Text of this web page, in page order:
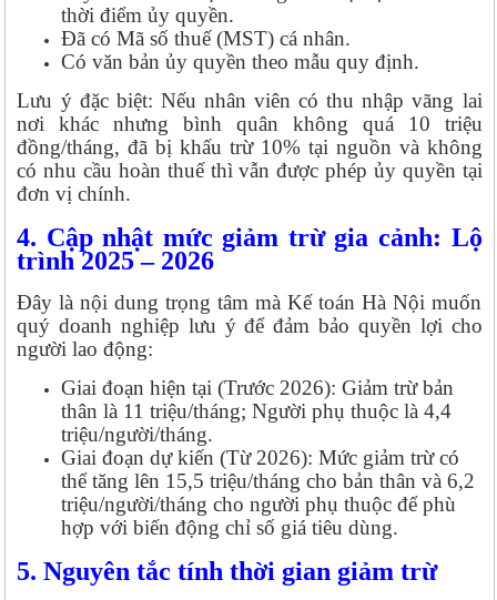
thời điểm ủy quyền.
Đã có Mã số thuế (MST) cá nhân.
Có văn bản ủy quyền theo mẫu quy định.
Lưu ý đặc biệt: Nếu nhân viên có thu nhập vãng lai
nơi khác nhưng bình quân không quá 10 triệu
đồng/tháng, đã bị khấu trừ 10% tại nguồn và không
có nhu cầu hoàn thuế thì vẫn được phép ủy quyền tại
đơn vị chính.
4. Cập nhật mức giảm trừ gia cảnh: Lộ
trình 2025 – 2026
Đây là nội dung trọng tâm mà Kế toán Hà Nội muốn
quý doanh nghiệp lưu ý để đảm bảo quyền lợi cho
người lao động:
Giai đoạn hiện tại (Trước 2026): Giảm trừ bản
thân là 11 triệu/tháng; Người phụ thuộc là 4,4
triệu/người/tháng.
Giai đoạn dự kiến (Từ 2026): Mức giảm trừ có
thể tăng lên 15,5 triệu/tháng cho bản thân và 6,2
triệu/người/tháng cho người phụ thuộc để phù
hợp với biến động chỉ số giá tiêu dùng.
5. Nguyên tắc tính thời gian giảm trừ